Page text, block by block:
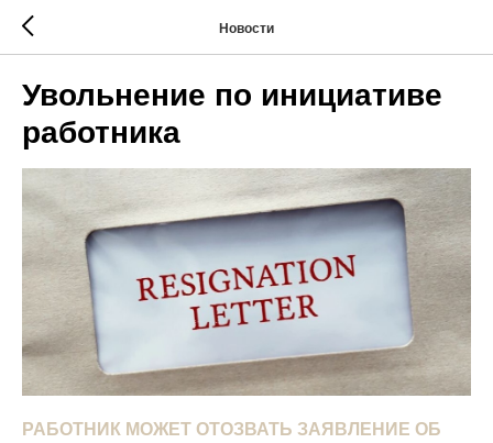
Новости
Увольнение по инициативе
работника
РАБОТНИК МОЖЕТ ОТОЗВАТЬ ЗАЯВЛЕНИЕ ОБ